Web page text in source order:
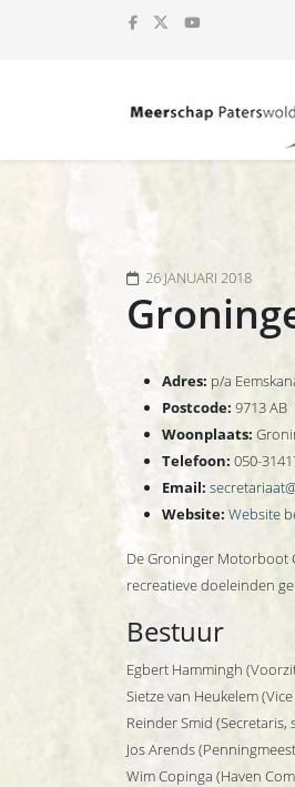
26 JANUARI 2018
Adres: p/a
Postcode: 9713 AB
Woonplaats:
Telefoon: 050-
Email:
Website: Website
De Groninger Motorboot
recreatieve doeleinden
Bestuur
Egbert Hammingh
Sietze van Heukelem
Reinder Smid (Secretaris,
Jos Arends
Wim Copinga (Haven